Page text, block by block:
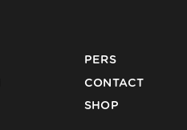
PERS
CONTACT
SHOP